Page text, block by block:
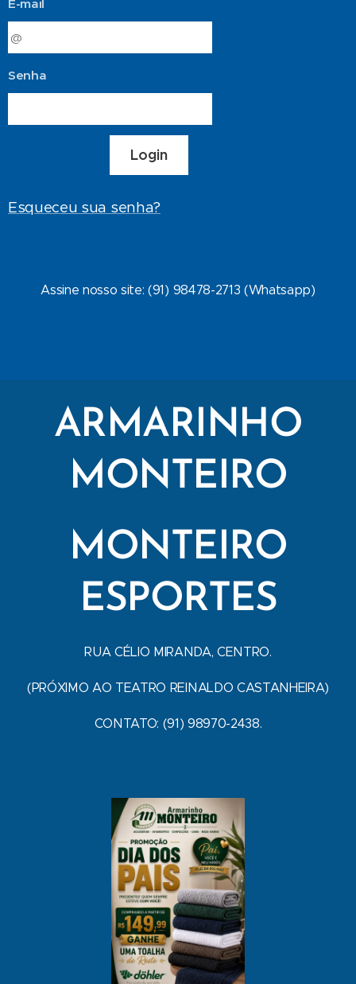
E-mail
Senha
Login
Esqueceu sua senha?
Assine nosso site: (91) 98478-2713 (Whatsapp)
ARMARINHO
MONTEIRO
MONTEIRO
ESPORTES
RUA CÉLIO MIRANDA, CENTRO.
(PRÓXIMO AO TEATRO REINALDO CASTANHEIRA)
CONTATO: (91) 98970-2438.